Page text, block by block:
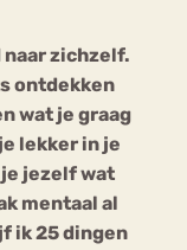
naar zichzelf.
ontdekken
wat je graag
lekker in je
jezelf wat
mentaal al
ik 25 dingen
Nervosa
Trauma